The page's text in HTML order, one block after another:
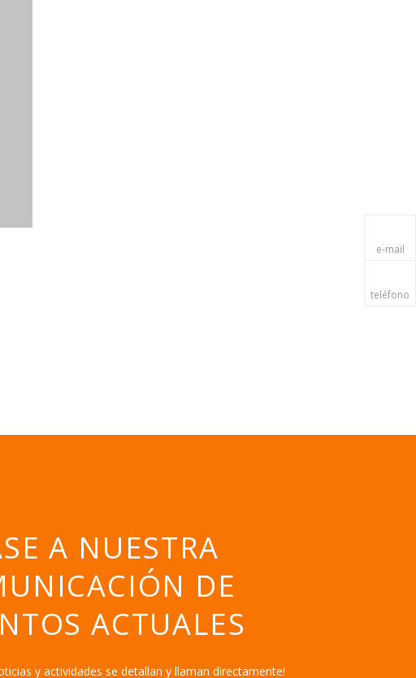
AMSTERDAM 2026
A NUESTRA
DE
ACTUALES
y actividades se detallan y llaman directamente!
e-mail
teléfono